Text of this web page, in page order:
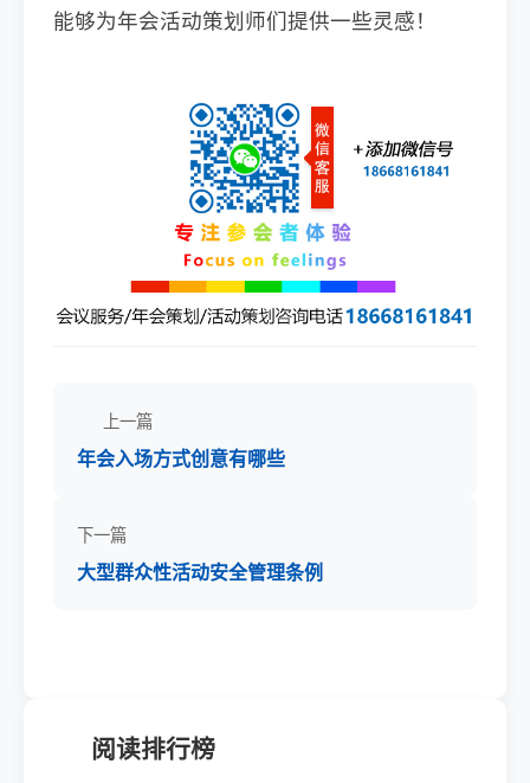
能够为年会活动策划师们提供一些灵感！
上一篇
年会入场方式创意有哪些
下一篇
大型群众性活动安全管理条例
阅读排行榜